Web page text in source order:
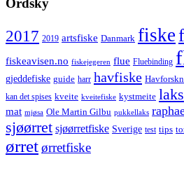
Ordsky
2017 2019 artsfiske Danmark fiske
fiskeavisen.no fiskejegeren flue Fluebinding
gjeddefiske guide harr havfiske
kan det spises kveite kveitefiske kystmeite laks
mat mjøsa Ole Martin Gilbu pukkellaks
sjøørret sjøørretfiske Sverige test tips
ørretørretfiske